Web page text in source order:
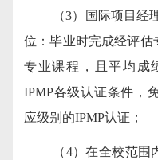
（3）国际项目经
位：毕业时完成经评估
专业课程，且平均成
IPMP各级认证条件，
应级别的IPMP认证；
（4）在全校范围